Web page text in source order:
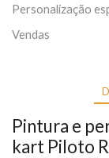
Personalização
Vendas
Pintura e
kart Piloto